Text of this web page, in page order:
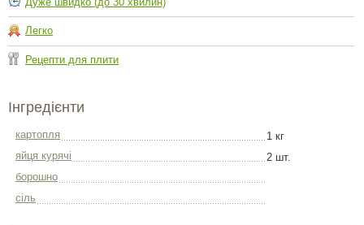
Легко
Рецепти для плити
Інгредієнти
картопля
1 кг
яйця курячі
2 шт.
борошно
сіль